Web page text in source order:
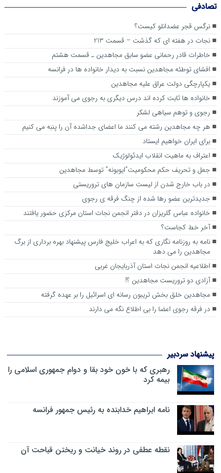
تصادفی
نرگس قجر عضدانلو کیست؟
نجات در هفته ای که گذشت – قسمت 213
خاطرات قادر رحمانی عضو سابق مجاهدین ـ قسمت هشتم
افشای توطئه مجاهدین نسبت به دیدار خانواده ها در فرانسه
یکپارچگی دولت عراق علیه مجاهدین
خانواده ها ثابت کرده اند درس دیگری به رجوی می آموزند
رجوی و توهم سیاهی لشکر
هر چه مجاهدین رشته می کنند ما اعضای جداشده آن را پنبه می کنیم
برای ایران خواهیم ایستاد
اعتراف به ماهیت انقلاب ایدئولوژیک
جعل و تحریف حکم محکومیت”ایوبونه” توسط مجاهدین
در باب خارج شدن از لیست سازمان های تروریستی
جدیدترین عضو رها شده از چنگ فرقه ی رجوی
خانواده عباس گلریزان در دفتر انجمن نجات استان مرکزی حضور یافتند
آخر خط کجاست؟
نامه به روزنامه نگاری که به اعراب خلیج فارس پیشنهاد بهره برداری از برگ
مجاهدین را می دهد
اطلاعیه انجمن نجات استان آذربایجان غربی
آزادی دو تروریست مجاهدین ؟!
مجاهدین خلق بخش تریبون رسانه ای اسرائیل را بر عهده گرفته
در فرقه رجوی اعضا را بی اطلاع نگه می دارند
پیشنهاد سردبیر
رهبری که با خون خود بقا و دوام جمهوری اسلامی را
بیمه کرد
نامه ابراهیم خدابنده به رئیس جمهور فرانسه
نقطه عطفی در روند خیانت و ریختن قباحت آن